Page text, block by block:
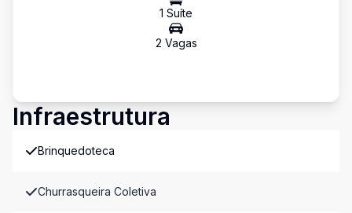
1 Suíte
2 Vagas
Infraestrutura
Brinquedoteca
Churrasqueira Coletiva